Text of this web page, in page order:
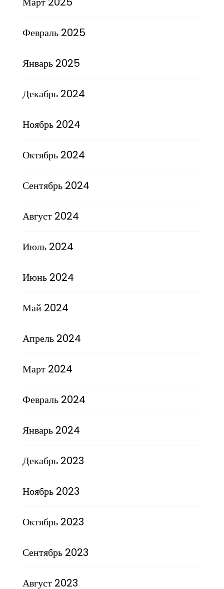
Февраль 2025
Январь 2025
Декабрь 2024
Ноябрь 2024
Октябрь 2024
Сентябрь 2024
Август 2024
Июль 2024
Июнь 2024
Май 2024
Апрель 2024
Март 2024
Февраль 2024
Январь 2024
Декабрь 2023
Ноябрь 2023
Октябрь 2023
Сентябрь 2023
Август 2023